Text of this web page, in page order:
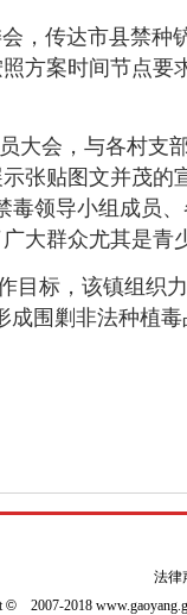
，传达市县禁种
方案时间节点
大会，与各村支
张贴图文并茂
领导小组成员
大群众尤其是青
目标，该镇组织
成围剿非法种植毒
法律
© 2007-2018